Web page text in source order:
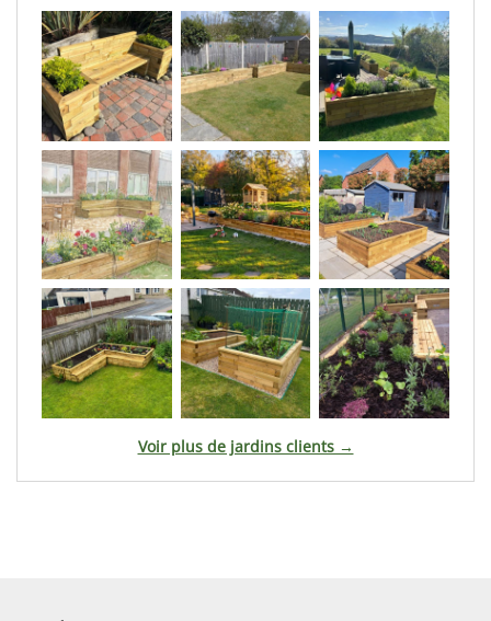
Voir plus de jardins clients →